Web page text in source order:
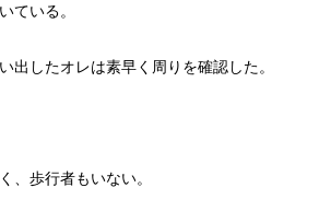
ている。
出したオレは素早く周りを確認した。
、歩行者もいない。